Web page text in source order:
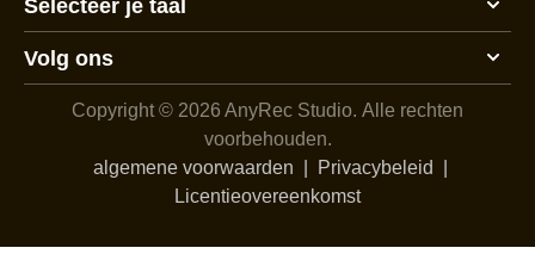
Selecteer je taal
Volg ons
Copyright © 2026 AnyRec Studio. Alle rechten
voorbehouden.
algemene voorwaarden
Privacybeleid
Licentieovereenkomst